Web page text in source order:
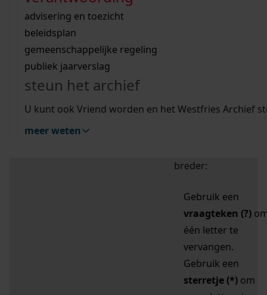
bouwvergunningen
omgevingsvergunningen
vergunningen
beeld en geluid
uitleg nodig?
Wij helpen u op weg met een aantal zoektips.
bekijk alle zoektips
Wij helpen u op weg met een aantal zoektips.
bekijk alle zoektips
bekijk ons geschiedenislokaal
advisering en toezicht
beleidsplan
gemeenschappelijke regeling
publiek jaarverslag
steun het archief
U kunt ook Vriend worden en het Westfries Archief
meer weten
zoektips
Mijn Studiezaal (inloggen)
uw zoekopdracht te
breder:
Gebruik een
vraagteken (?)
één letter te
vervangen.
Gebruik een
sterretje (*) om